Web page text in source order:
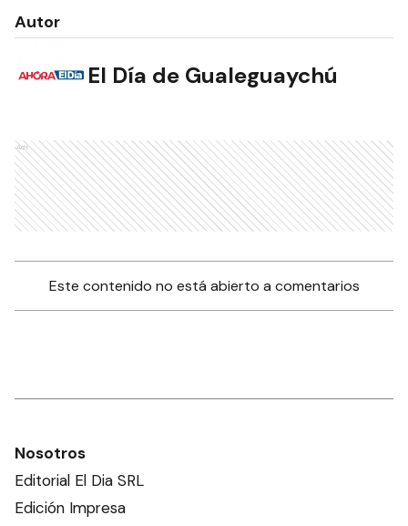
Autor
El Día de Gualeguaychú
Ads
Este contenido no está abierto a comentarios
Nosotros
Editorial El Dia SRL
Edición Impresa